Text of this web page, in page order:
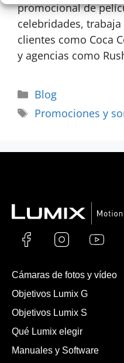
promocional de
celebridades,
clientes como Coca
y agencias como
Blog
Promociones y
Cámaras de fotos y vídeo
Objetivos Lumix G
Objetivos Lumix S
Qué Lumix elegir
Manuales y Software